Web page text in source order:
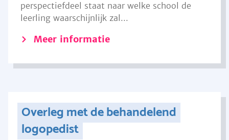
perspectiefdeel staat naar welke school de
leerling waarschijnlijk zal...
Meer informatie
Overleg met de behandelend
logopedist